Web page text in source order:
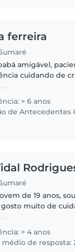
ferreira
amigável,
cuidando de
> 6 anos
de Antecedentes
de 19 anos,
muito de
problema..
> 4 anos
médio de resposta: